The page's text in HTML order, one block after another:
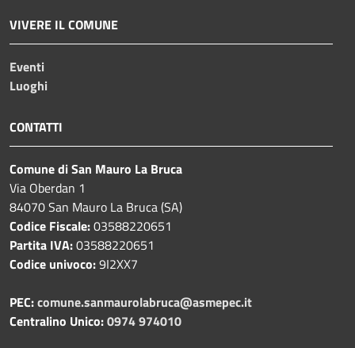
VIVERE IL COMUNE
Eventi
Luoghi
CONTATTI
Comune di San Mauro La Bruca
Via Oberdan 1
84070 San Mauro La Bruca (SA)
Codice Fiscale:03588220651
Partita IVA:03588220651
Codice univoco:9I2XX7
PEC:comune.sanmaurolabruca@asmepec.it
Centralino Unico:0974 974010